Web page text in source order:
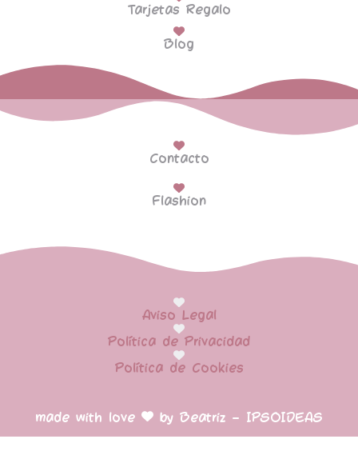
Tarjetas Regalo
Blog
Contacto
Flashion
made with love by Beatriz – IPSOIDEAS
Aviso Legal
Política de Privacidad
Política de Cookies